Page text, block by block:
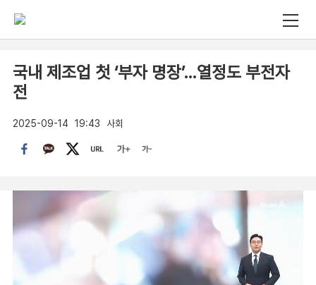
국내 제조업 첫 ‘부자 명장’…열정도 부전자
전
2025-09-14 19:43 사회